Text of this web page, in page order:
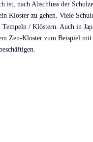
ist, nach Abschluss der
Kloster zu gehen. Viele
Tempeln / Klöstern. Auch in
Zen-Kloster zum Beispiel mit